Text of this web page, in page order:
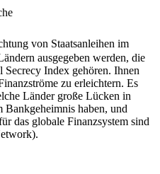
von Staatsanleihen im
ausgegeben werden, die
Secrecy Index gehören. Ihnen
zu erleichtern. Es
Länder große Lücken in
Bankgeheimnis haben, und
das globale Finanzsystem sind